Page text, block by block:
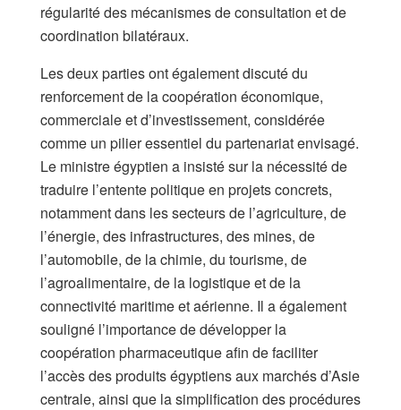
régularité des mécanismes de consultation et de
coordination bilatéraux.
Les deux parties ont également discuté du
renforcement de la coopération économique,
commerciale et d’investissement, considérée
comme un pilier essentiel du partenariat envisagé.
Le ministre égyptien a insisté sur la nécessité de
traduire l’entente politique en projets concrets,
notamment dans les secteurs de l’agriculture, de
l’énergie, des infrastructures, des mines, de
l’automobile, de la chimie, du tourisme, de
l’agroalimentaire, de la logistique et de la
connectivité maritime et aérienne. Il a également
souligné l’importance de développer la
coopération pharmaceutique afin de faciliter
l’accès des produits égyptiens aux marchés d’Asie
centrale, ainsi que la simplification des procédures